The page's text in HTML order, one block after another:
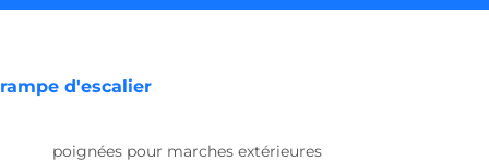
rampe d'escalier
poignées pour marches extérieures